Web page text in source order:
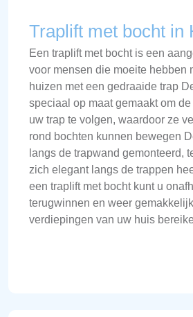
Traplift met bocht in
Een traplift met bocht is een
voor mensen die moeite hebben
huizen met een gedraaide trap
speciaal op maat gemaakt om
uw trap te volgen, waardoor ze
rond bochten kunnen bewegen
langs de trapwand gemonteerd,
zich elegant langs de trappen
een traplift met bocht kunt u
terugwinnen en weer
verdiepingen van uw huis